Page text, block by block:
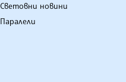
Световни новини
Паралели